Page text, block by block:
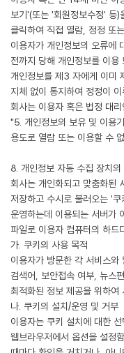
보기'(또는 '회원정보수정' 등
클릭하여 직접 열람, 정정 또
이용자가 개인정보의 오류에
전까지 당해 개인정보를 이용
개인정보를 제3 자에게 이미
지체 없이 통지하여 정정이
회사는 이용자 혹은 법정 대
"5. 개인정보의 보유 및 이용
용도로 열람 또는 이용할 수
8. 개인정보 자동 수집 장치
회사는 개인화되고 맞춤화된
저장하고 수시로 불러오는 '
운영하는데 이용되는 서버가
파일로 이용자 컴퓨터의 하드
가. 쿠키의 사용 목적
이용자가 방문한 각 서비스와
검색어, 보안접속 여부, 뉴스
최적화된 정보 제공을 위하여
나. 쿠키의 설치/운영 및 거부
이용자는 쿠키 설치에 대한
웹브라우저에서 옵션을 설정